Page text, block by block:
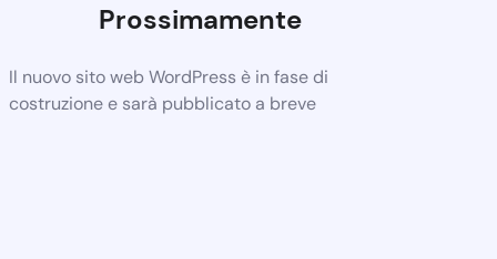
Prossimamente
Il nuovo sito web WordPress è in fase di
costruzione e sarà pubblicato a breve